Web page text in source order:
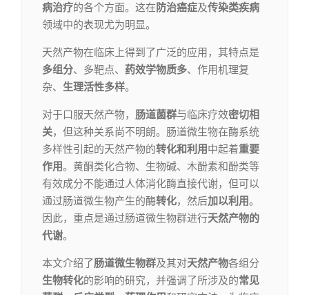
病治疗的各个方面。这在 防治癌症及传染类疾病
领域中的表现尤为明显。
天然产物在临床上得到了广泛的应用，其特点是
多组分、多靶点、 药效学物质多、作用机理复
杂、 生理活性多样。
对于口服天然产物， 肠道菌群与临床疗效密切相
关，但这种关系尚不明朗。肠道微生物在酶系统
多样性引起的天然产物的转化和利用中起着重要
作用。黄酮类化合物、生物碱、木酚素和酚类等
有效成分不能通过人体消化酶直接代谢，但可以
通过肠道微生物产生的酶转化，然后加以利用。
因此，重点是通过肠道微生物群进行天然产物的
代谢。
本文介绍了肠道微生物群及其对天然产物各组分
生物转化的影响的研究，并强调了所涉及的常见